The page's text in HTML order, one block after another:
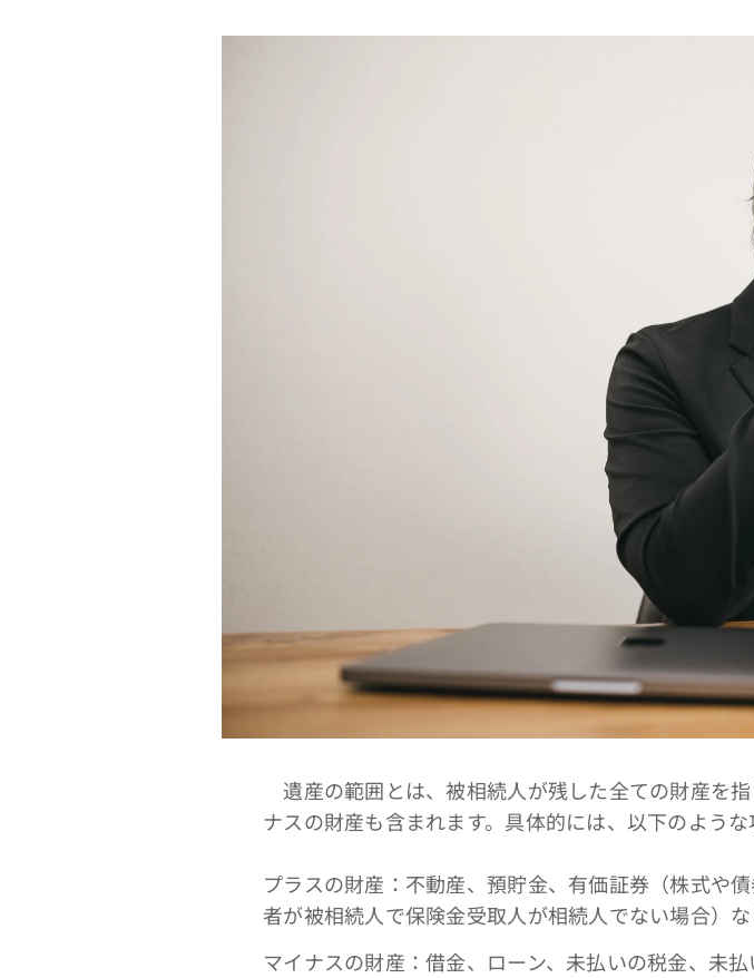
遺産の範囲とは、被相続人が残した全ての財産を
ナスの財産も含まれます。具体的には、以下のような
プラスの財産：不動産、預貯金、有価証券（株式や
者が被相続人で保険金受取人が相続人でない場合）な
マイナスの財産：借金、ローン、未払いの税金、未払